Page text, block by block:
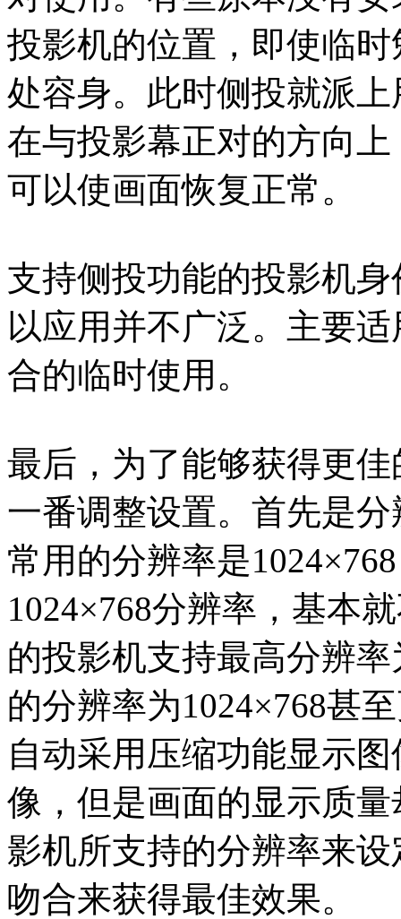
投影机的位置，即使临
处容身。此时侧投就派
在与投影幕正对的方向
可以使画面恢复正常。
支持侧投功能的投影机
以应用并不广泛。主要
合的临时使用。
最后，为了能够获得更
一番调整设置。首先是
常用的分辨率是
1024×768分辨率，基本
的投影机支持最高分辨
的分辨率为1024×768甚
自动采用压缩功能显示
像，但是画面的显示质
影机所支持的分辨率来
吻合来获得最佳效果。